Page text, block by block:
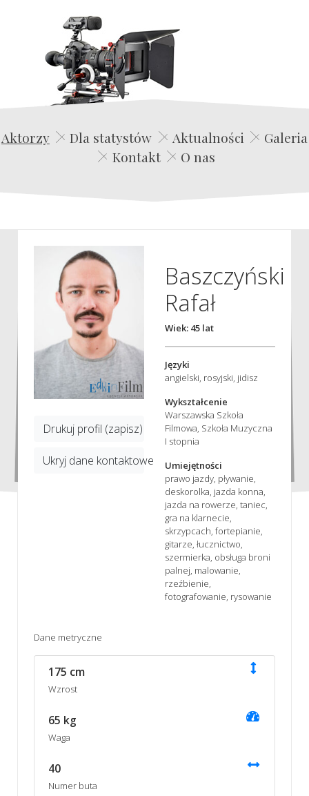
Edwin Film Agencja Aktorska
Aktorzy Dla statystów Aktualności
Galeria
Kontakt
O nas
Drukuj profil (zapisz)
Ukryj dane kontaktowe
Baszczyński
Rafał
Wiek: 45 lat
Języki
angielski, rosyjski, jidisz
Wykształcenie
Warszawska Szkoła
Filmowa, Szkoła Muzyczna
I stopnia
Umiejętności
prawo jazdy, pływanie,
deskorolka, jazda konna,
jazda na rowerze, taniec,
gra na klarnecie,
skrzypcach, fortepianie,
gitarze, łucznictwo,
szermierka, obsługa broni
palnej, malowanie,
rzeźbienie,
fotografowanie, rysowanie
Dane metryczne
175 cm
Wzrost
65 kg
Waga
40
Numer buta